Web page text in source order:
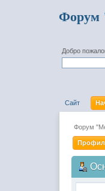
Форум
Добро
Сайт
Форум